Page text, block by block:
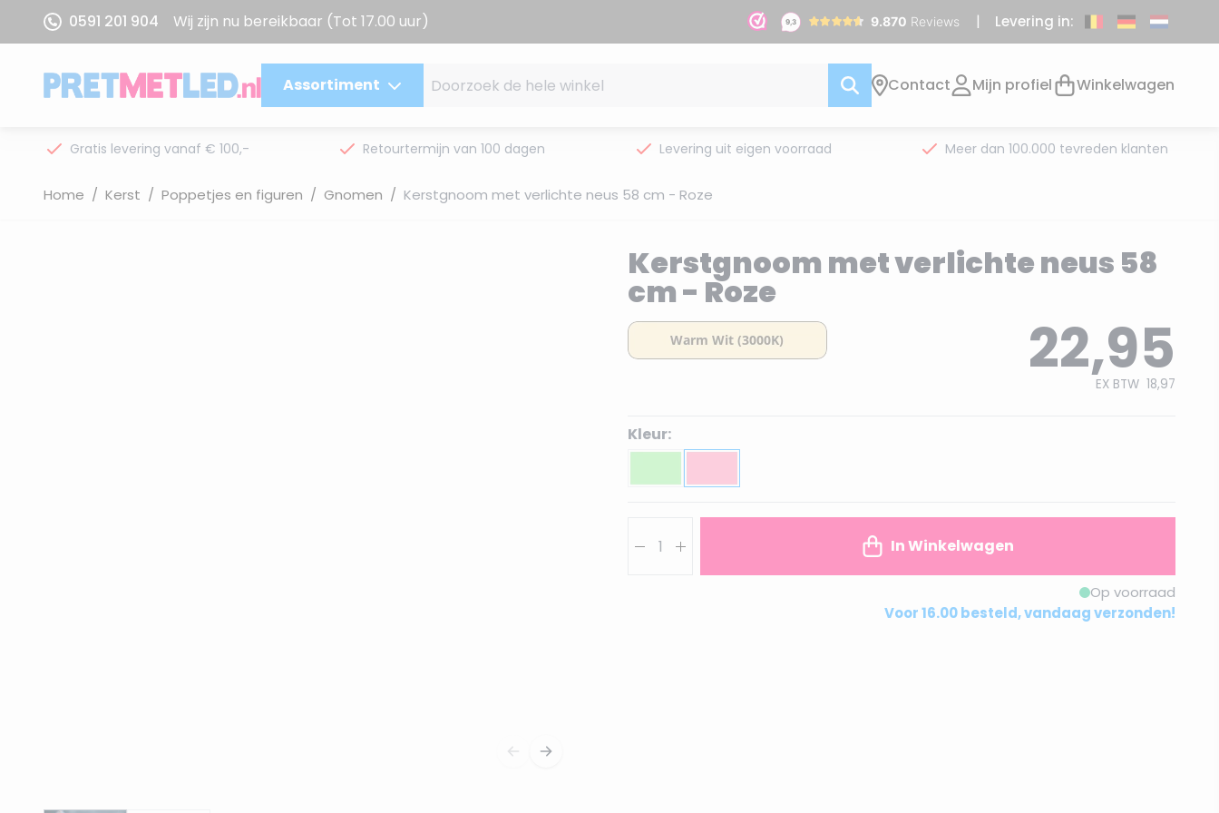
Ga naar de inhoud
0591 201 904 Wij zijn nu bereikbaar (Tot 17.00 uur) Levering in:
Assortiment Contact Mijn profiel Winkelwagen
Gratis levering vanaf € 100,- Retourtermijn van 100 dagen Levering uit eigen voorraad Meer dan 100.000 tevreden klanten
Home / Kerst / Poppetjes en figuren / Gnomen / Kerstgnoom met verlichte neus 58 cm - Roze
Kerstgnoom met verlichte neus 58
cm - Roze
22,95
EX BTW 18,97
Kleur:
In Winkelwagen
Op voorraad
Voor 16.00 besteld, vandaag verzonden!